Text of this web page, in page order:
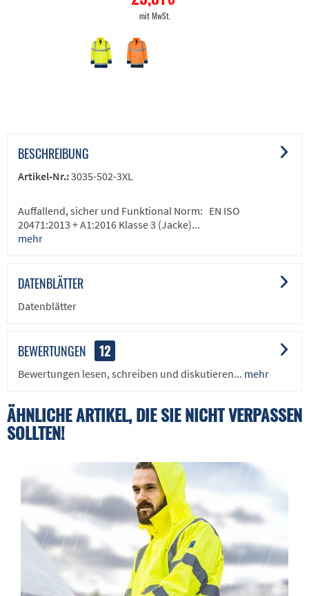
mit MwSt.
BESCHREIBUNG
Artikel-Nr.:3035-502-3XL
Auffallend, sicher und Funktional Norm: EN ISO
20471:2013 + A1:2016 Klasse 3 (Jacke)...
mehr
DATENBLÄTTER
Datenblätter
BEWERTUNGEN 12
Bewertungen lesen, schreiben und diskutieren... mehr
ÄHNLICHE ARTIKEL, DIE SIE NICHT VERPASSEN
SOLLTEN!